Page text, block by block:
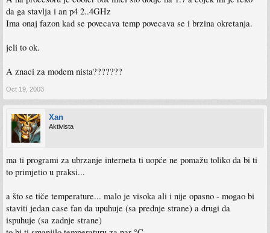
da ga stavlja i an p4 2..4GHz
Ima onaj fazon kad se povecava temp povecava se i brzina okretanja.
jeli to ok.
A znaci za modem nista???????
Oct 19, 2003
Xan
Aktivista
ma ti programi za ubrzanje interneta ti uopće ne pomažu toliko da bi ti
to primjetio u praksi...
a što se tiče temperature... malo je visoka ali i nije opasno - mogao bi
staviti jedan case fan da upuhuje (sa prednje strane) a drugi da
ispuhuje (sa zadnje strane)